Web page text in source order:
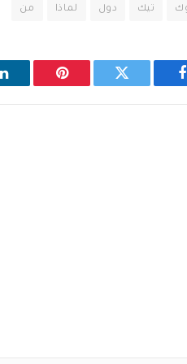
تيك دول لماذا من
فيسبوك تويتر بينتيريست